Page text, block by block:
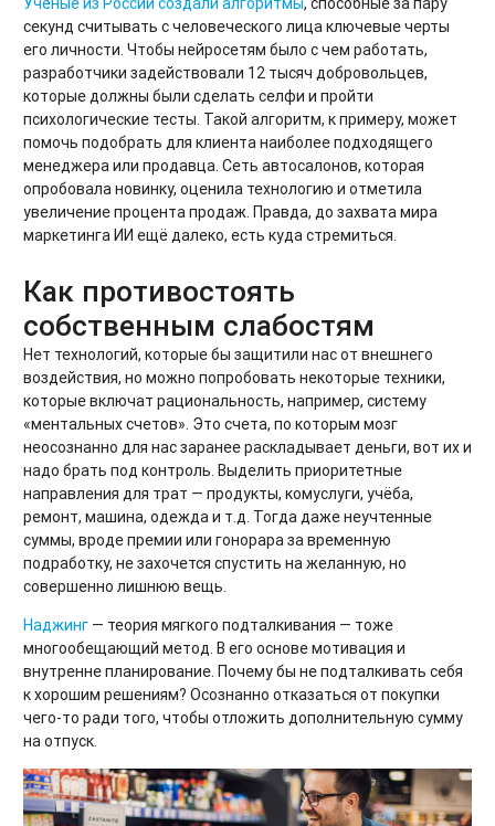
секунд считывать с человеческого лица ключевые черты
его личности. Чтобы нейросетям было с чем работать,
разработчики задействовали 12 тысяч добровольцев,
которые должны были сделать селфи и пройти
психологические тесты. Такой алгоритм, к примеру, может
помочь подобрать для клиента наиболее подходящего
менеджера или продавца. Сеть автосалонов, которая
опробовала новинку, оценила технологию и отметила
увеличение процента продаж. Правда, до захвата мира
маркетинга ИИ ещё далеко, есть куда стремиться.
Как противостоять
собственным слабостям
Нет технологий, которые бы защитили нас от внешнего
воздействия, но можно попробовать некоторые техники,
которые включат рациональность, например, систему
«ментальных счетов». Это счета, по которым мозг
неосознанно для нас заранее раскладывает деньги, вот их и
надо брать под контроль. Выделить приоритетные
направления для трат — продукты, комуслуги, учёба,
ремонт, машина, одежда и т.д. Тогда даже неучтенные
суммы, вроде премии или гонорара за временную
подработку, не захочется спустить на желанную, но
совершенно лишнюю вещь.
Наджинг — теория мягкого подталкивания — тоже
многообещающий метод. В его основе мотивация и
внутренне планирование. Почему бы не подталкивать себя
к хорошим решениям? Осознанно отказаться от покупки
чего-то ради того, чтобы отложить дополнительную сумму
на отпуск.